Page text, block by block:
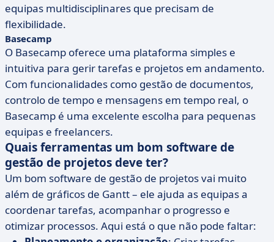
equipas multidisciplinares que precisam de
flexibilidade.
Basecamp
O Basecamp oferece uma plataforma simples e
intuitiva para gerir tarefas e projetos em andamento.
Com funcionalidades como gestão de documentos,
controlo de tempo e mensagens em tempo real, o
Basecamp é uma excelente escolha para pequenas
equipas e freelancers.
Quais ferramentas um bom software de
gestão de projetos deve ter?
Um bom software de gestão de projetos vai muito
além de gráficos de Gantt – ele ajuda as equipas a
coordenar tarefas, acompanhar o progresso e
otimizar processos. Aqui está o que não pode faltar: